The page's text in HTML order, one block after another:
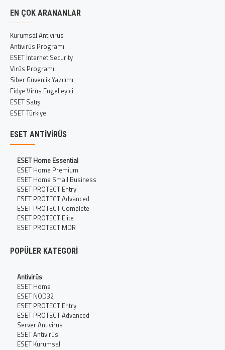
EN ÇOK ARANANLAR
Kurumsal Antivirüs
Antivirüs Programı
ESET İnternet Security
Virüs Programı
Siber Güvenlik Yazılımı
Fidye Virüs Engelleyici
ESET Satış
ESET Türkiye
ESET ANTIVIRÜS
ESET Home Essential
ESET Home Premium
ESET Home Small Business
ESET PROTECT Entry
ESET PROTECT Advanced
ESET PROTECT Complete
ESET PROTECT Elite
ESET PROTECT MDR
POPÜLER KATEGORI
Antivirüs
ESET Home
ESET NOD32
ESET PROTECT Entry
ESET PROTECT Advanced
Server Antivirüs
ESET Antivirüs
ESET Kurumsal